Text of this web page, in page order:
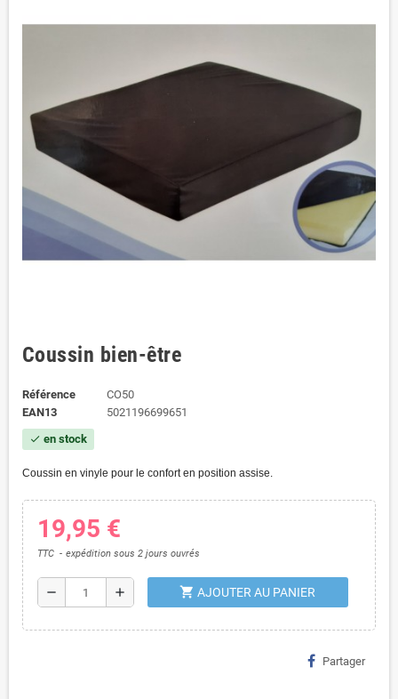
Coussin bien-être
Référence
CO50
EAN13
5021196699651
check en stock
Coussin en vinyle pour le confort en position assise.
19,95 €
TTC expédition sous 2 jours ouvrés
remove add shopping_cart AJOUTER AU PANIER
Partager